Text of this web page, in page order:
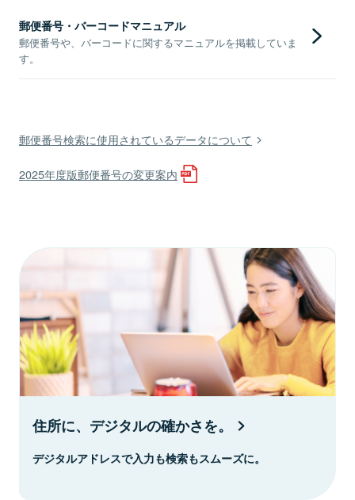
郵便番号・バーコードマニュアル
郵便番号や、バーコードに関するマニュアルを掲載していま
す。
郵便番号検索に使用されているデータについて
2025年度版郵便番号の変更案内
住所に、デジタルの確かさを。
デジタルアドレスで入力も検索もスムーズに。